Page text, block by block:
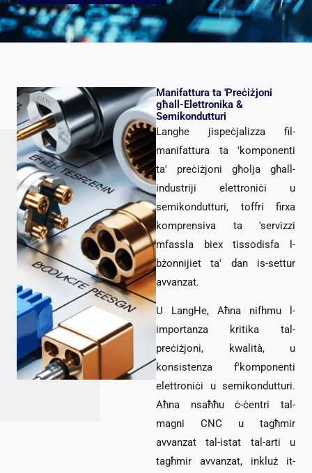
Manifattura ta 'Preċiżjoni
għall-Elettronika &
Semikondutturi
Langhe jispeċjalizza fil-
manifattura ta 'komponenti
ta' preċiżjoni għolja għall-
industriji elettroniċi u
semikondutturi, toffri firxa
komprensiva ta 'servizzi
mfassla biex tissodisfa l-
bżonnijiet ta' dan is-settur
avvanzat.
U LangHe, Aħna nifhmu l-
importanza kritika tal-
preċiżjoni, kwalità, u
konsistenza f'komponenti
elettroniċi u semikondutturi.
Aħna nsaħħu ċ-ċentri tal-
magni CNC u tagħmir
avvanzat tal-istat tal-arti u
tagħmir avvanzat, inkluż it-